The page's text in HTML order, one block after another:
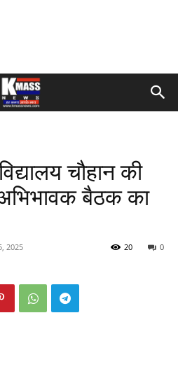
चौहान की
बैठक का
2025 0
20